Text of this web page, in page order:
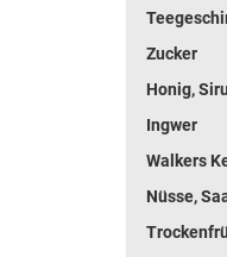
Zucker
Honig,
Ingwer
Walkers
Nüsse,